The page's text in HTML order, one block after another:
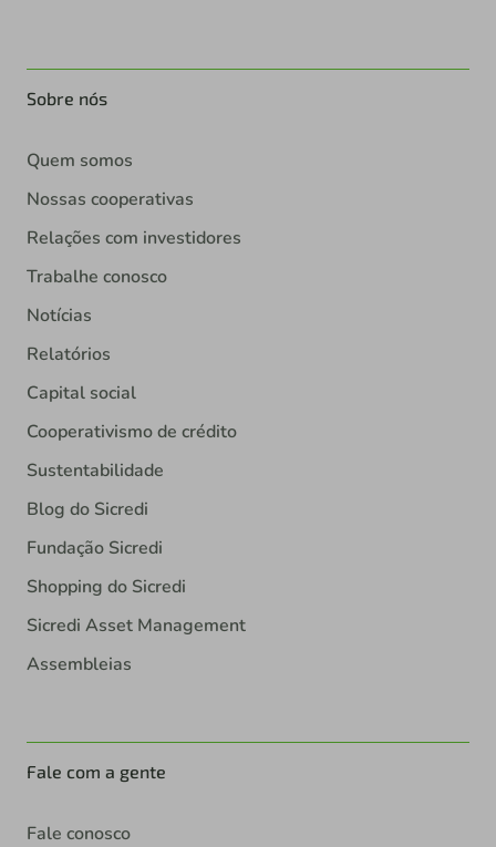
Sobre nós
Quem somos
Nossas cooperativas
Relações com investidores
Trabalhe conosco
Notícias
Relatórios
Capital social
Cooperativismo de crédito
Sustentabilidade
Blog do Sicredi
Fundação Sicredi
Shopping do Sicredi
Sicredi Asset Management
Assembleias
Fale com a gente
Fale conosco